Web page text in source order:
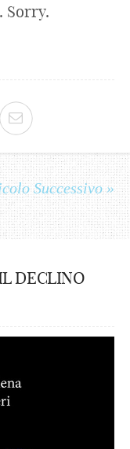
Sorry.
Successivo »
DECLINO